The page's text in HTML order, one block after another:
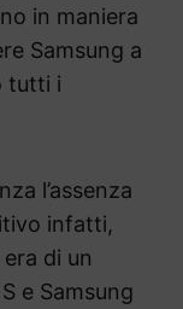
in maniera
Samsung a
tutti i
l’assenza
infatti,
di un
e Samsung